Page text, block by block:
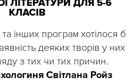
ЛІТЕРАТУРИ ДЛЯ 5-6
КЛАСІВ
інших програм хотілося б
деяких творів у них
з тих чи тих причин.
Світлана Ройз